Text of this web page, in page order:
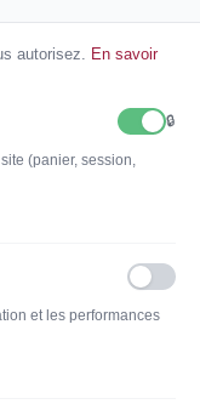
autorisez. En savoir
🔒
(panier, session,
et les performances